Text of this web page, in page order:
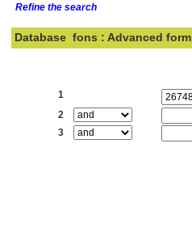
Refine the search
Database fons : Advanced form
1
2
3